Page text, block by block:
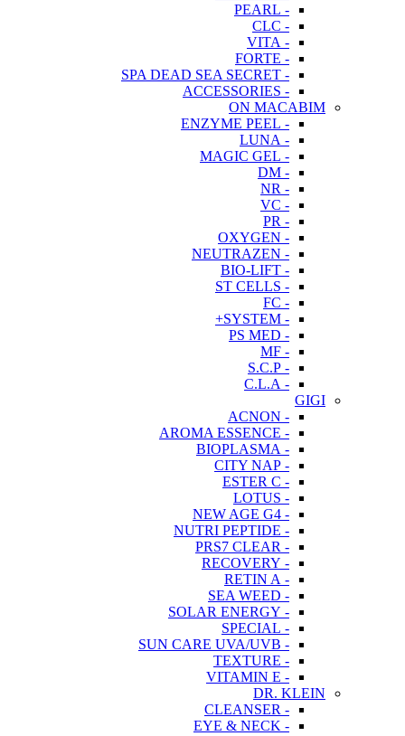
- PEARL
- CLC
- VITA
- FORTE
- SPA DEAD SEA SECRET
- ACCESSORIES
ON MACABIM
- ENZYME PEEL
- LUNA
- MAGIC GEL
- DM
- NR
- VC
- PR
- OXYGEN
- NEUTRAZEN
- BIO-LIFT
- ST CELLS
- FC
- SYSTEM+
- PS MED
- MF
- S.C.P
- C.L.A
GIGI
- ACNON
- AROMA ESSENCE
- BIOPLASMA
- CITY NAP
- ESTER C
- LOTUS
- NEW AGE G4
- NUTRI PEPTIDE
- PRS7 CLEAR
- RECOVERY
- RETIN A
- SEA WEED
- SOLAR ENERGY
- SPECIAL
- SUN CARE UVA/UVB
- TEXTURE
- VITAMIN E
DR. KLEIN
- CLEANSER
- EYE & NECK